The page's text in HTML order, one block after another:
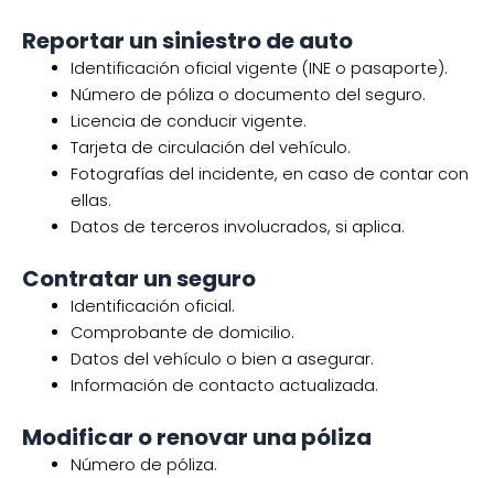
Reportar un siniestro de auto
Identificación oficial vigente (INE o pasaporte).
Número de póliza o documento del seguro.
Licencia de conducir vigente.
Tarjeta de circulación del vehículo.
Fotografías del incidente, en caso de contar con
ellas.
Datos de terceros involucrados, si aplica.
Contratar un seguro
Identificación oficial.
Comprobante de domicilio.
Datos del vehículo o bien a asegurar.
Información de contacto actualizada.
Modificar o renovar una póliza
Número de póliza.